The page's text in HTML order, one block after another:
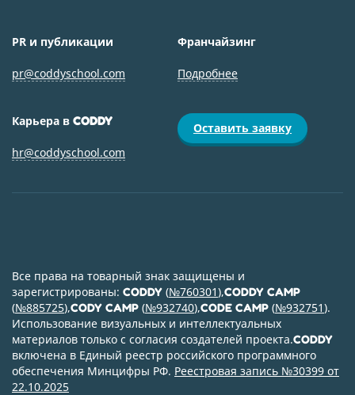
PR и публикации
pr@coddyschool.com
Франчайзинг
Подробнее
Карьера в CODDY
hr@coddyschool.com
Оставить заявку
Все права на товарный знак защищены и
зарегистрированы: CODDY (№760301),CODDY CAMP
(№885725),CODY CAMP (№932740),CODE CAMP (№932751).
Использование визуальных и интеллектуальных
материалов только с согласия создателей проекта.CODDY
включена в Единый реестр российского программного
обеспечения Минцифры РФ. Реестровая запись №30399 от
22.10.2025